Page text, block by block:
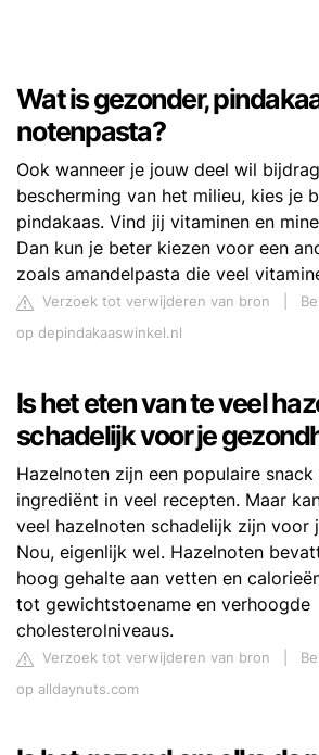
Wat is gezonder,
notenpasta?
Ook wanneer je jouw deel wil
bescherming van het milieu, kies je
pindakaas. Vind jij vitaminen en
Dan kun je beter kiezen voor een
zoals amandelpasta die veel
Verzoek tot verwijderen van bron
op depindakaaswinkel.nl
Is het eten van te veel
schadelijk voor je
Hazelnoten zijn een populaire snack
ingrediënt in veel recepten. Maar
veel hazelnoten schadelijk zijn voor
Nou, eigenlijk wel. Hazelnoten
hoog gehalte aan vetten en
tot gewichtstoename en verhoogde
cholesterolniveaus.
Verzoek tot verwijderen van bron
op alldaynuts.com